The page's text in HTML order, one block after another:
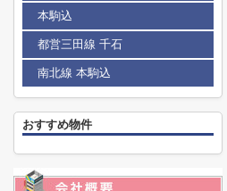
本駒込
都営三田線 千石
南北線 本駒込
おすすめ物件